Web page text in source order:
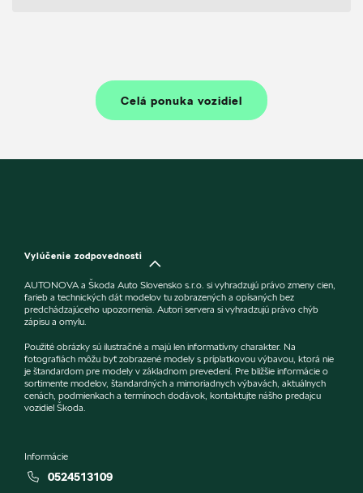
Celá ponuka vozidiel
Vylúčenie zodpovednosti
AUTONOVA a Škoda Auto Slovensko s.r.o. si vyhradzujú právo zmeny cien,
farieb a technických dát modelov tu zobrazených a opísaných bez
predchádzajúceho upozornenia. Autori servera si vyhradzujú právo chýb
zápisu a omylu.
Použité obrázky sú ilustračné a majú len informatívny charakter. Na
fotografiách môžu byť zobrazené modely s príplatkovou výbavou, ktorá nie
je štandardom pre modely v základnom prevedení. Pre bližšie informácie o
sortimente modelov, štandardných a mimoriadnych výbavách, aktuálnych
cenách, podmienkach a termínoch dodávok, kontaktujte nášho predajcu
vozidiel Škoda.
Informácie
0524513109